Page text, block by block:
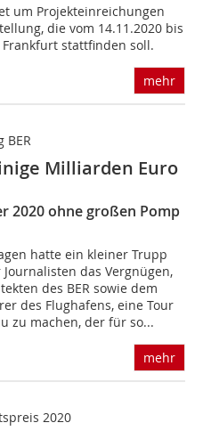
um Projekteinreichungen
die vom 14.11.2020 bis
Frankfurt stattfinden soll.
mehr
BER
Milliarden Euro
2020 ohne großen Pomp
hatte ein kleiner Trupp
das Vergnügen,
des BER sowie dem
des Flughafens, eine Tour
zu machen, der für so...
mehr
2020